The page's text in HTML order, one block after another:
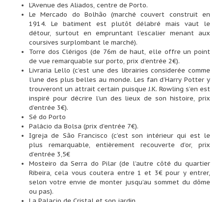
L’Avenue des Aliados, centre de Porto.
Le Mercado do Bolhão (marché couvert construit en
1914. Le batiment est plutôt délabré mais vaut le
détour, surtout en empruntant l’escalier menant aux
coursives surplombant le marché).
Torre dos Clérigos (de 76m de haut, elle offre un point
de vue remarquable sur porto, prix d’entrée 2€).
Livraria Lello (c’est une des librairies considerée comme
l’une des plus belles au monde. Les fan d’Harry Potter y
trouveront un attrait certain puisque J.K. Rowling s’en est
inspiré pour décrire l’un des lieux de son histoire, prix
d’entrée 3€).
Sé do Porto
Palácio da Bolsa (prix d’entrée 7€).
Igreja de São Francisco (c’est son intérieur qui est le
plus remarquable, entièrement recouverte d’or, prix
d’entrée 3,5€
Mosteiro da Serra do Pilar (de l’autre côté du quartier
Ribeira, cela vous coutera entre 1 et 3€ pour y entrer,
selon votre envie de monter jusqu’au sommet du dôme
ou pas).